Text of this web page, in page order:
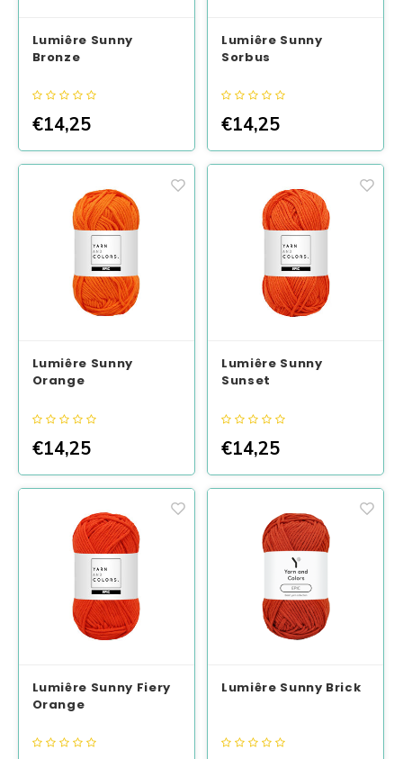
Lumiêre Sunny
Bronze
€14,25
Lumiêre Sunny
Sorbus
€14,25
Lumiêre Sunny
Orange
€14,25
Lumiêre Sunny
Sunset
€14,25
Lumiêre Sunny Fiery
Orange
Lumiêre Sunny Brick